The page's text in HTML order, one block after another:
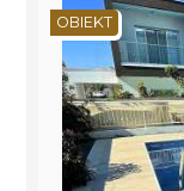
OBIEKT